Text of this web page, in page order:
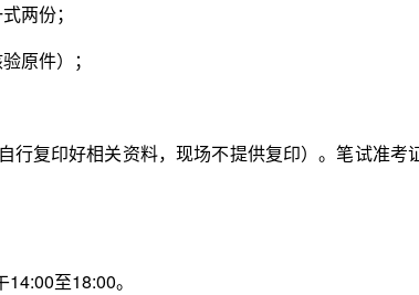
两份；
原件）；
复印好相关资料，现场不提供复印）。笔试准考
至18:00。